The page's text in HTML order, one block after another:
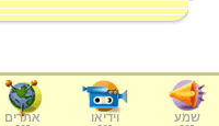
שמע
וידיאו
אתרים